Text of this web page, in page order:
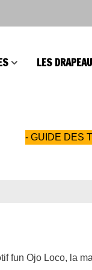
LES
- GUIDE DES
fun Ojo Loco, la